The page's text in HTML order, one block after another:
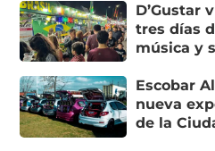
D’Gustar
tres días
música y
Escobar
nueva
de la